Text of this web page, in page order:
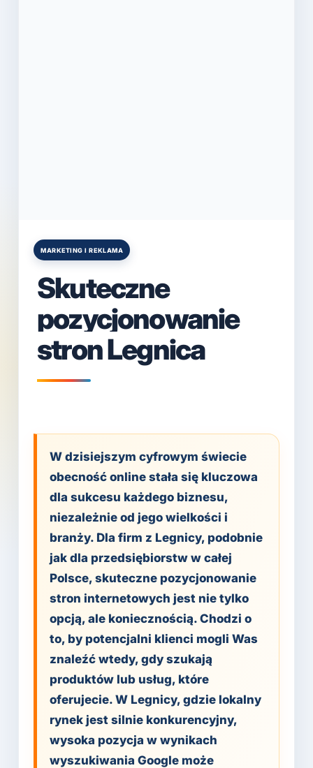
Posted
MARKETING I REKLAMA
Skuteczne
pozycjonowanie
stron Legnica
W dzisiejszym cyfrowym świecie
obecność online stała się kluczowa
dla sukcesu każdego biznesu,
niezależnie od jego wielkości i
branży. Dla firm z Legnicy, podobnie
jak dla przedsiębiorstw w całej
Polsce, skuteczne pozycjonowanie
stron internetowych jest nie tylko
opcją, ale koniecznością. Chodzi o
to, by potencjalni klienci mogli Was
znaleźć wtedy, gdy szukają
produktów lub usług, które
oferujecie. W Legnicy, gdzie lokalny
rynek jest silnie konkurencyjny,
wysoka pozycja w wynikach
wyszukiwania Google może